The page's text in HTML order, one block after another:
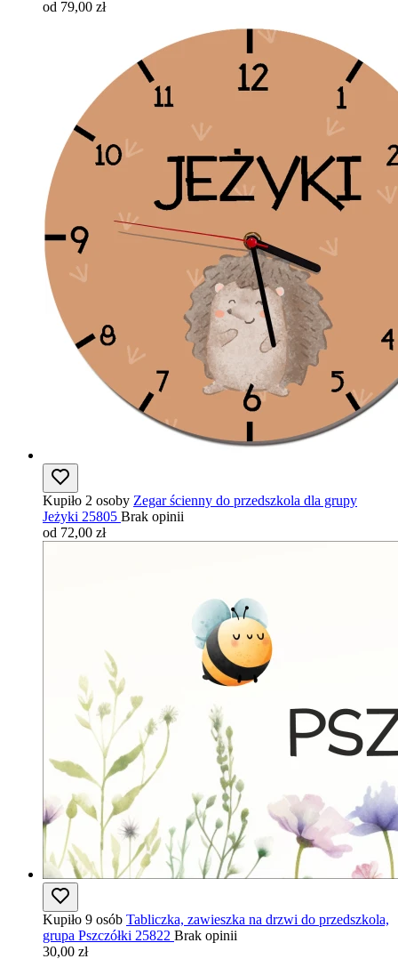
od 79,00 zł
Kupiło 2 osoby Zegar ścienny do przedszkola dla grupy
Jeżyki 25805 Brak opinii
od 72,00 zł
Kupiło 9 osób Tabliczka, zawieszka na drzwi do przedszkola,
grupa Pszczółki 25822 Brak opinii
30,00 zł